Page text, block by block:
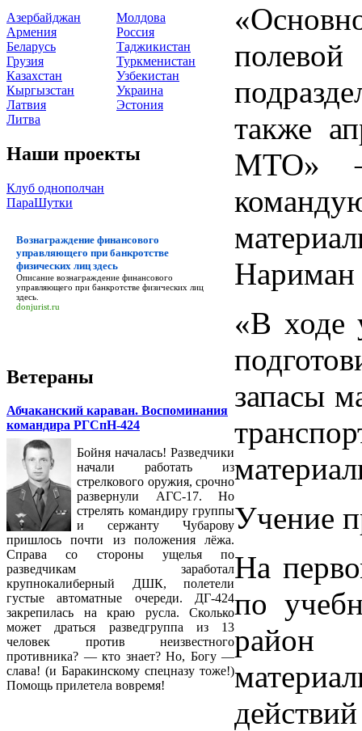
Азербайджан
Армения
Беларусь
Грузия
Казахстан
Кыргызстан
Латвия
Литва
Молдова
Россия
Таджикистан
Туркменистан
Узбекистан
Украина
Эстония
Наши проекты
Клуб однополчан
ПараШутки
Вознаграждение финансового
управляющего при банкротстве
физических лиц здесь
Описание вознаграждение финансового
управляющего при банкротстве физических лиц
здесь.
donjurist.ru
Ветераны
Абчаканский караван. Воспоминания
командира РГСпН-424
Бойня началась! Разведчики
начали работать из
стрелкового оружия, срочно
развернули АГС-17. Но
стрелять командиру группы
и сержанту Чубарову
пришлось почти из положения лёжа.
Справа со стороны ущелья по
разведчикам заработал
крупнокалиберный ДШК, полетели
густые автоматные очереди. ДГ-424
закрепилась на краю русла. Сколько
может драться разведгруппа из 13
человек против неизвестного
противника? — кто знает? Но, Богу —
слава! (и Баракинскому спецназу тоже!)
Помощь прилетела вовремя!
также
МТО» –
Нариман
«В ходе
запасы
Учение
На
по
район